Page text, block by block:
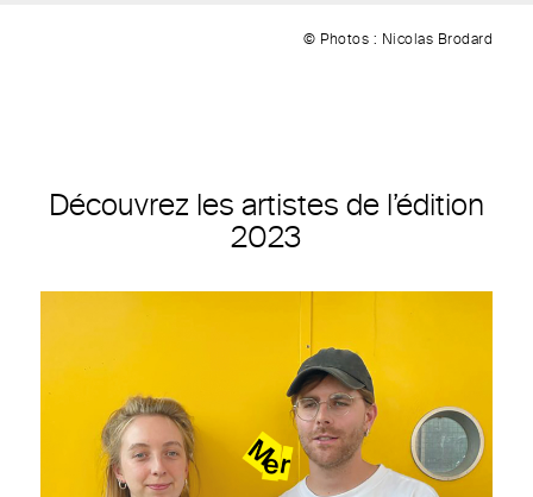
© Photos : Nicolas Brodard
Découvrez les artistes de l’édition
2023